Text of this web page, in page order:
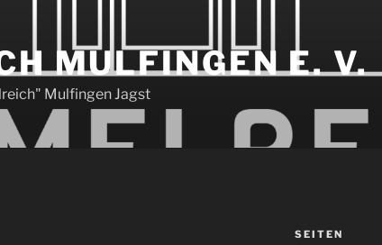
MULFINGEN E. V.
Mulfingen Jagst
SEITEN